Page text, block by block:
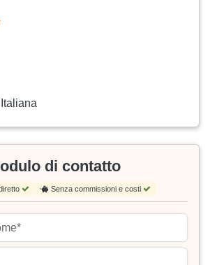
di contatto
Senza commissioni e costi